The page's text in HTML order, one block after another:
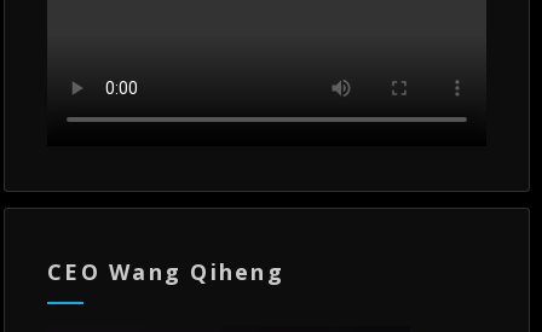
CEO Wang Qiheng